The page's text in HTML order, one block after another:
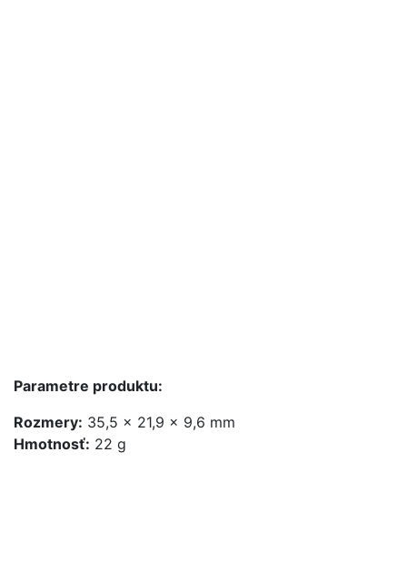
Parametre produktu:
Rozmery: 35,5 x 21,9 x 9,6 mm
Hmotnosť: 22 g